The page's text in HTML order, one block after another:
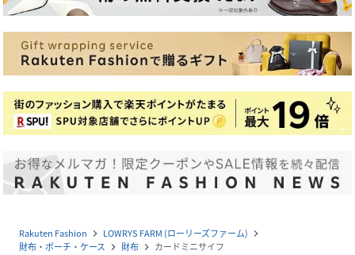
Rakuten Fashion navigate_next LOWRYS FARM (ローリーズファーム) navigate_next
財布・ポーチ・ケース navigate_next 財布 navigate_next カードミニサイフ